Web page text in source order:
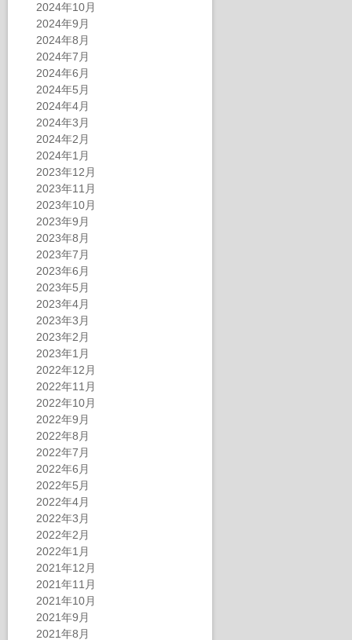
2024年10月
2024年9月
2024年8月
2024年7月
2024年6月
2024年5月
2024年4月
2024年3月
2024年2月
2024年1月
2023年12月
2023年11月
2023年10月
2023年9月
2023年8月
2023年7月
2023年6月
2023年5月
2023年4月
2023年3月
2023年2月
2023年1月
2022年12月
2022年11月
2022年10月
2022年9月
2022年8月
2022年7月
2022年6月
2022年5月
2022年4月
2022年3月
2022年2月
2022年1月
2021年12月
2021年11月
2021年10月
2021年9月
2021年8月